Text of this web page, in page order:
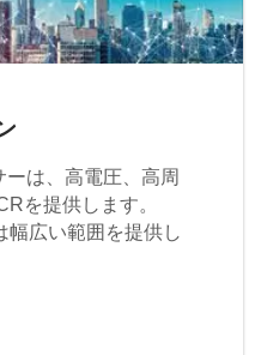
は、高電圧、高周
を提供します。
幅広い範囲を提供し